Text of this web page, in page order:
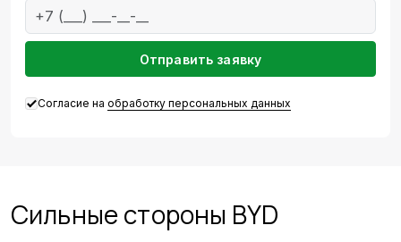
Отправить заявку
Согласие на обработку персональных данных
Сильные стороны BYD